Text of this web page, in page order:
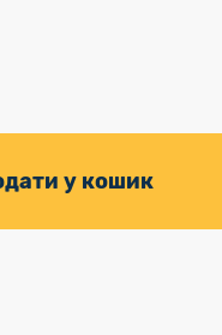
у кошик